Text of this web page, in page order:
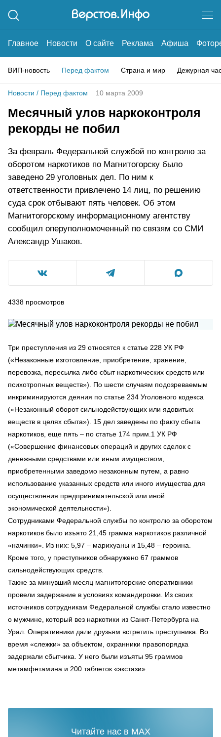
Главное Новости О сайте Реклама Афиша
ВИП-новость Перед фактом Страна и мир Дежурная
Новости / Перед фактом 10 марта 2009
Месячный улов наркоконтроля
рекорды не побил
За февраль Федеральной службой по контролю за
оборотом наркотиков по Магнитогорску было
заведено 29 уголовных дел. По ним к
ответственности привлечено 14 лиц, по решению
суда срок отбывают пять человек. Об этом
Магнитогорскому информационному агентству
сообщил оперуполномоченный по связям со СМИ
Александр Ушаков.
4338 просмотров
Три преступления из 29 относятся к статье 228 УК РФ
(«Незаконные изготовление, приобретение, хранение,
перевозка, пересылка либо сбыт наркотических средств или
психотропных веществ»). По шести случаям подозреваемым
инкриминируются деяния по статье 234 Уголовного кодекса
(«Незаконный оборот сильнодействующих или ядовитых
веществ в целях сбыта»). 15 дел заведены по факту сбыта
наркотиков, еще пять – по статье 174 прим.1 УК РФ
(«Совершение финансовых операций и других сделок с
денежными средствами или иным имуществом,
приобретенными заведомо незаконным путем, а равно
использование указанных средств или иного имущества для
осуществления предпринимательской или иной
экономической деятельности»).
Сотрудниками Федеральной службы по контролю за оборотом
наркотиков было изъято 21,45 грамма наркотиков различной
«начинки». Из них: 5,97 – марихуаны и 15,48 – героина.
Кроме того, у преступников обнаружено 67 граммов
сильнодействующих средств.
Также за минувший месяц магнитогорские оперативники
провели задержание в условиях командировки. Из своих
источников сотрудникам Федеральной службы стало известно
о мужчине, который вез наркотики из Санкт-Петербурга на
Урал. Оперативники дали друзьям встретить преступника. Во
время «слежки» за объектом, охранники правопорядка
задержали сбытчика. У него были изъяты 95 граммов
метамфетамина и 200 таблеток «экстази».
Читайте нас в MAX